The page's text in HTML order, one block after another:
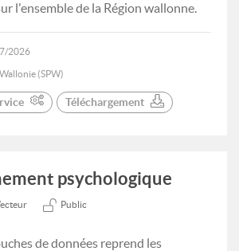
l'ensemble de la Région wallonne.
2026
(SPW)
Téléchargement
psychologique
Public
de données reprend les